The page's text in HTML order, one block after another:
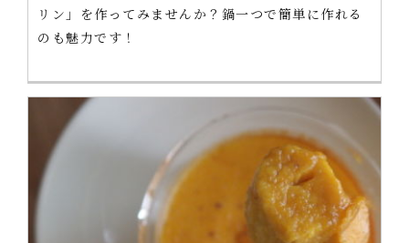
リン」を作ってみませんか？鍋一つで簡単に作れる
のも魅力です！